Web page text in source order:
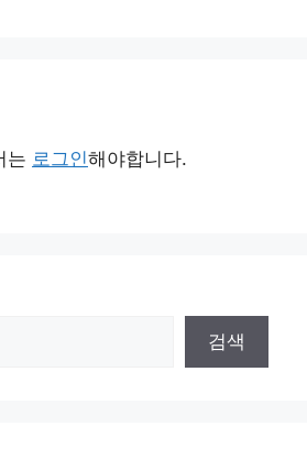
는 로그인해야합니다.
검색